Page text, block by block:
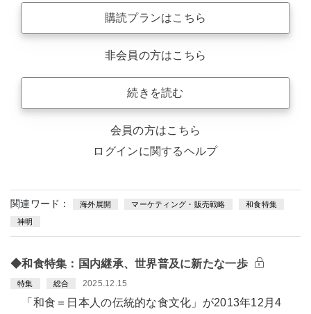
購読プランはこちら
非会員の方はこちら
続きを読む
会員の方はこちら
ログインに関するヘルプ
関連ワード： 海外展開 マーケティング・販売戦略 和食特集
神明
◆和食特集：国内継承、世界普及に新たな一歩
特集 総合 2025.12.15
「和食＝日本人の伝統的な食文化」が2013年12月4